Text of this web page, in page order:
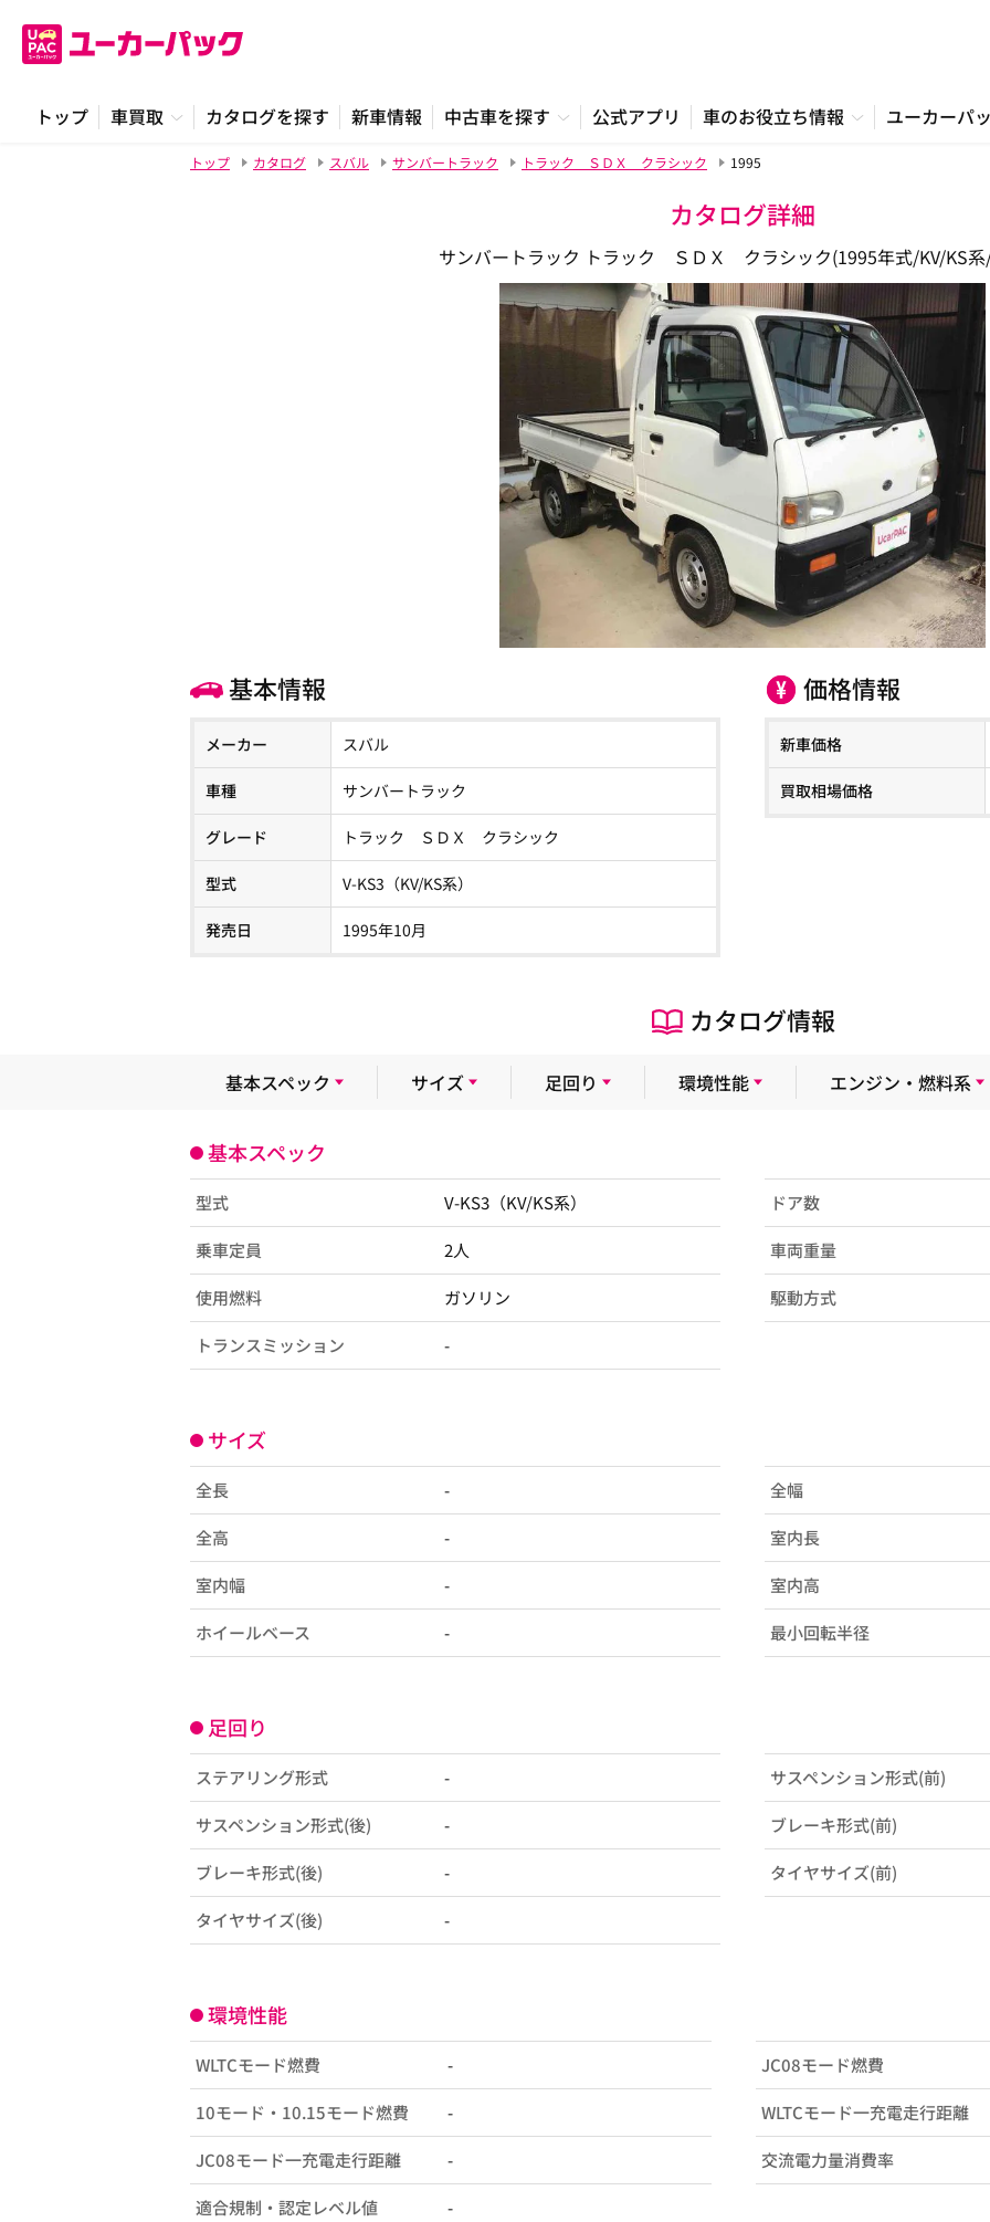
トップ 車買取 カタログを探す 新車情報 中古車を探す 公式アプリ 車のお役立ち情報 ユーカーパ
トップ カタログ スバル サンバートラック トラック ＳＤＸ クラシック 1995
カタログ詳細
サンバートラック トラック ＳＤＸ クラシック(1995年式/KV/KS系
基本情報
メーカー スバル
車種 サンバートラック
グレード トラック ＳＤＸ クラシック
型式 V-KS3（KV/KS系）
発売日 1995年10月
価格情報
新車価格
買取相場価格
カタログ情報
基本スペック サイズ 足回り 環境性能 エンジン・燃料系
基本スペック
型式 V-KS3（KV/KS系） ドア数
乗車定員 2人 車両重量
使用燃料 ガソリン 駆動方式
トランスミッション -
サイズ
全長 - 全幅
全高 - 室内長
室内幅 - 室内高
ホイールベース - 最小回転半径
足回り
ステアリング形式 - サスペンション形式(前)
サスペンション形式(後) - ブレーキ形式(前)
ブレーキ形式(後) - タイヤサイズ(前)
タイヤサイズ(後) -
環境性能
WLTCモード燃費 - JC08モード燃費
10モード・10.15モード燃費 - WLTCモード一充電走行距離
JC08モード一充電走行距離 - 交流電力量消費率
適合規制・認定レベル値 -